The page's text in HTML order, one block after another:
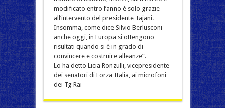
modificato entro l’anno è solo grazie
all’intervento del presidente Tajani.
Insomma, come dice Silvio Berlusconi
anche oggi, in Europa si ottengono
risultati quando si è in grado di
convincere e costruire alleanze”.
Lo ha detto Licia Ronzulli, vicepresidente
dei senatori di Forza Italia, ai microfoni
dei Tg Rai